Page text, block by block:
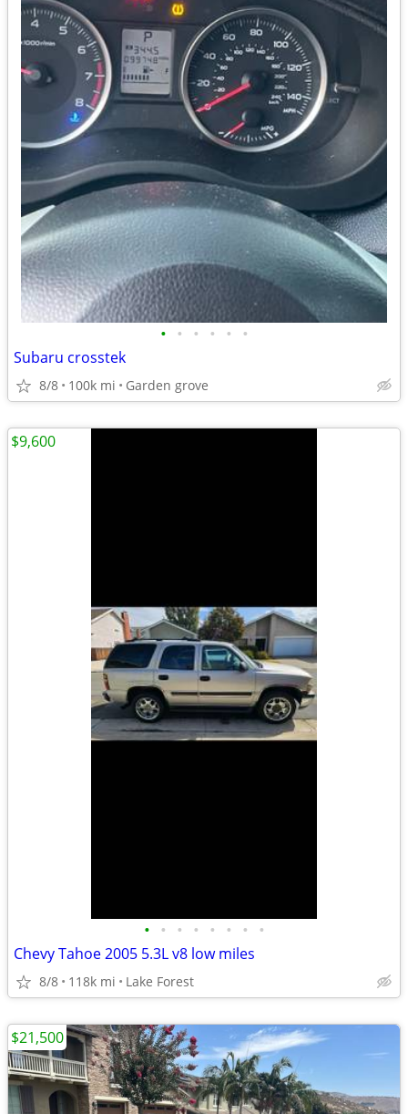
• • • • • •
Subaru crosstek
8/8 100k mi Garden grove
• • • • • • • •
Chevy Tahoe 2005 5.3L v8 low miles
8/8 118k mi Lake Forest
$9,600
$21,500